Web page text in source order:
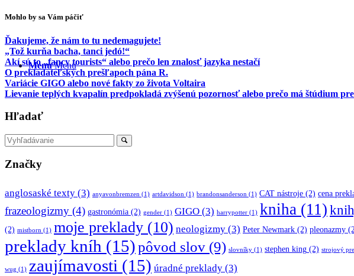
Menu Menu
Mohlo by sa Vám páčiť
Ďakujeme, že nám to tu nedemagujete!
„Tož kurňa bacha, tanci jedó!“
Akí sú to „fancy tourists“ alebo prečo len znalosť jazyka nestačí
O prekladateľských prešľapoch pána R.
Variácie GIGO alebo nové fakty zo života Voltaira
Lievanie teplých kvapalín predpokladá zvýšenú pozornosť alebo prečo má štúdium
Hľadať
Značky
anglosaské texty (3) anyavonbremzen (1) artdavidson (1) brandonsanderson (1) CAT nástroje (2) cena
frazeologizmy (4) gastronómia (2) gender (1) GIGO (3) harrypotter (1) kniha (11)
(2) mistborn (1) moje preklady (10) neologizmy (3) Peter Newmark (2) pleonazmy
preklady kníh (15)pôvod slov (9) slovníky (1) stephen king (2) strojový
wug (1) zaujímavosti (15) úradné preklady (3)